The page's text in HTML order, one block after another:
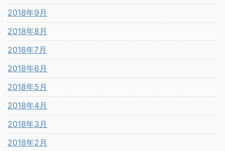
2018年9月
2018年8月
2018年7月
2018年6月
2018年5月
2018年4月
2018年3月
2018年2月